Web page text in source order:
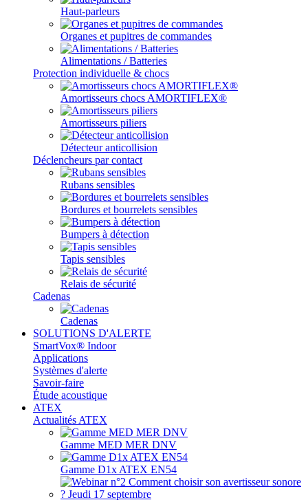
Haut-parleurs
Organes et pupitres de commandes
Alimentations / Batteries
Protection individuelle & chocs
Amortisseurs chocs AMORTIFLEX®
Amortisseurs piliers
Détecteur anticollision
Déclencheurs par contact
Rubans sensibles
Bordures et bourrelets sensibles
Bumpers à détection
Tapis sensibles
Relais de sécurité
Cadenas
Cadenas
SOLUTIONS D'ALERTE
SmartVox® Indoor
Applications
Systèmes d'alerte
Savoir-faire
Étude acoustique
ATEX
Actualités ATEX
Gamme MED MER DNV
Gamme D1x ATEX EN54